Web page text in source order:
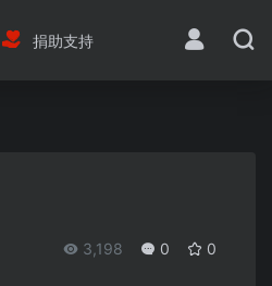
捐助支持
3,198 0 0